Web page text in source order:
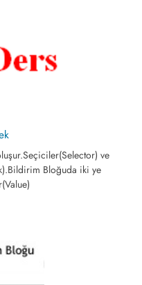
ve
Bloğuda iki ye